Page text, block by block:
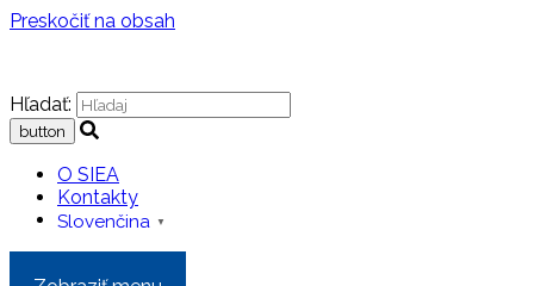
Preskočiť na obsah
Hľadať:
O SIEA
Kontakty
Slovenčina ▼